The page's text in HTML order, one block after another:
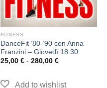
FITNESS
DanceFit ’80-’90 con Anna
Franzini – Giovedì 18:30
25,00 € - 280,00 €